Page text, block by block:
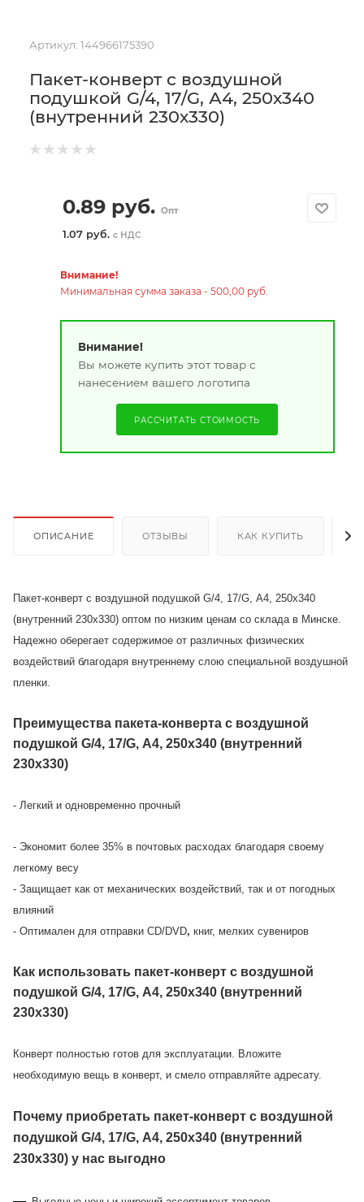
Артикул: 144966175390
Пакет-конверт с воздушной
подушкой G/4, 17/G, А4, 250х340
(внутренний 230х330)
0.89руб. Опт
1.07 руб. с НДС
Внимание!
Минимальная сумма заказа - 500,00 руб.
Внимание!
Вы можете купить этот товар с
нанесением вашего логотипа
РАССЧИТАТЬ СТОИМОСТЬ
ОПИСАНИЕ ОТЗЫВЫ КАК КУПИТЬ
Пакет-конверт с воздушной подушкой G/4, 17/G, А4, 250х340
(внутренний 230х330) оптом по низким ценам со склада в Минске.
Надежно оберегает содержимое от различных физических
воздействий благодаря внутреннему слою специальной воздушной
пленки.
Преимущества пакета-конверта с воздушной
подушкой G/4, 17/G, А4, 250х340 (внутренний
230х330)
- Легкий и одновременно прочный
- Экономит более 35% в почтовых расходах благодаря своему
легкому весу
- Защищает как от механических воздействий, так и от погодных
влияний
- Оптимален для отправки CD/DVD, книг, мелких сувениров
Как использовать пакет-конверт с воздушной
подушкой G/4, 17/G, А4, 250х340 (внутренний
230х330)
Конверт полностью готов для эксплуатации. Вложите
необходимую вещь в конверт, и смело отправляйте адресату.
Почему приобретать пакет-конверт с воздушной
подушкой G/4, 17/G, А4, 250х340 (внутренний
230х330) у нас выгодно